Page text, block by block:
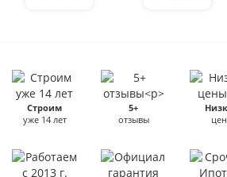
Строим
уже 14 лет
5+
отзывы